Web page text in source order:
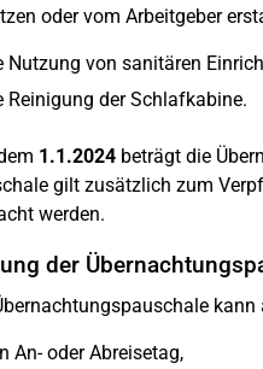
oder vom Arbeitgeber
Nutzung von sanitären
Reinigung der Schlafkabine.
1.1.2024beträgt die
gilt zusätzlich zum
werden.
der
An- oder Abreisetag,